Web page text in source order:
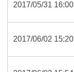
2017/05/31 16:00
2017/06/02 15:20